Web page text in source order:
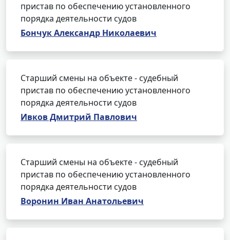
пристав по обеспечению установленного
порядка деятельности судов
Бончук Александр Николаевич
Старший смены на объекте - судебный
пристав по обеспечению установленного
порядка деятельности судов
Ивков Дмитрий Павлович
Старший смены на объекте - судебный
пристав по обеспечению установленного
порядка деятельности судов
Воронин Иван Анатольевич